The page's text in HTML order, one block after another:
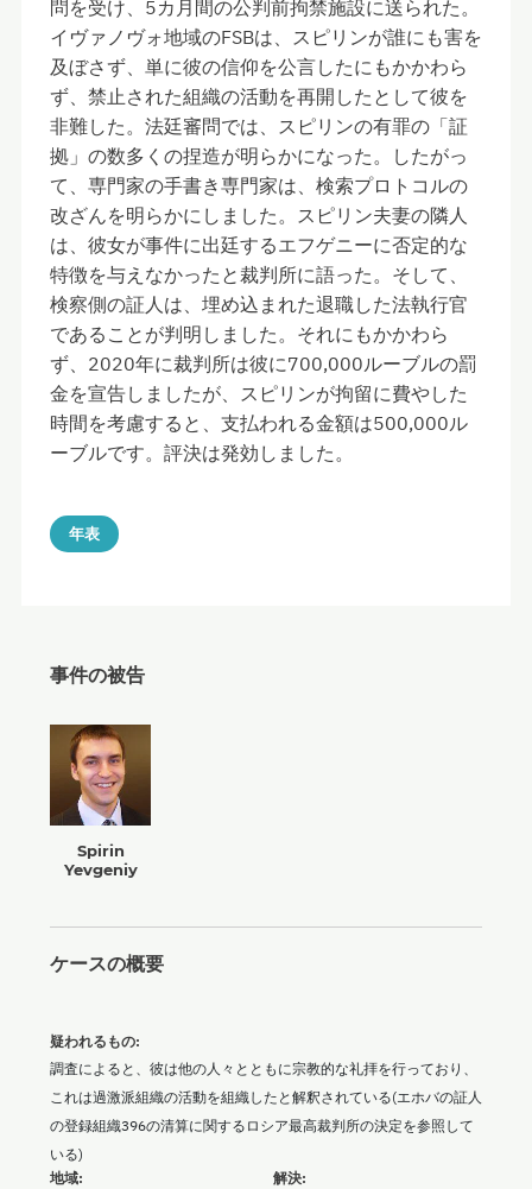
問を受け、5カ月間の公判前拘禁施設に送られた。
イヴァノヴォ地域のFSBは、スピリンが誰にも害を
及ぼさず、単に彼の信仰を公言したにもかかわら
ず、禁止された組織の活動を再開したとして彼を
非難した。法廷審問では、スピリンの有罪の「証
拠」の数多くの捏造が明らかになった。したがっ
て、専門家の手書き専門家は、検索プロトコルの
改ざんを明らかにしました。スピリン夫妻の隣人
は、彼女が事件に出廷するエフゲニーに否定的な
特徴を与えなかったと裁判所に語った。そして、
検察側の証人は、埋め込まれた退職した法執行官
であることが判明しました。それにもかかわら
ず、2020年に裁判所は彼に700,000ルーブルの罰
金を宣告しましたが、スピリンが拘留に費やした
時間を考慮すると、支払われる金額は500,000ル
ーブルです。評決は発効しました。
年表
事件の被告
Spirin
Yevgeniy
ケースの概要
地域:
解決:
疑われるもの:
調査によると、彼は他の人々とともに宗教的な礼拝を行っており、
これは過激派組織の活動を組織したと解釈されている(エホバの証人
の登録組織396の清算に関するロシア最高裁判所の決定を参照して
いる)